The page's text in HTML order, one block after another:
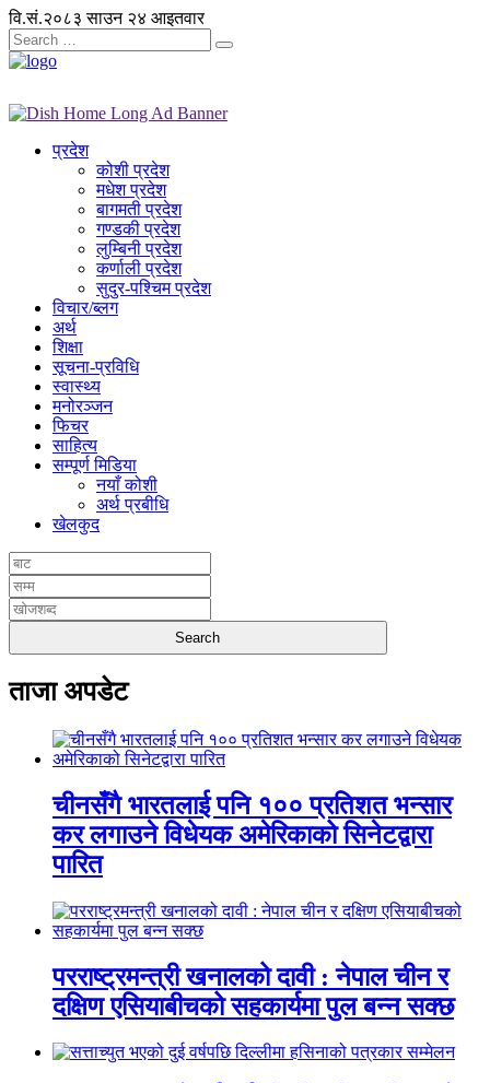
वि.सं.२०८३ साउन २४ आइतवार
प्रदेश
कोशी प्रदेश
मधेश प्रदेश
बागमती प्रदेश
गण्डकी प्रदेश
लुम्बिनी प्रदेश
कर्णाली प्रदेश
सुदुर-पश्चिम प्रदेश
विचार/ब्लग
अर्थ
शिक्षा
सूचना-प्रविधि
स्वास्थ्य
मनोरञ्जन
फिचर
साहित्य
सम्पूर्ण मिडिया
नयाँ कोशी
अर्थ प्रबीधि
खेलकुद
ताजा अपडेट
चीनसँगै भारतलाई पनि १०० प्रतिशत भन्सार
कर लगाउने विधेयक अमेरिकाको सिनेटद्वारा
पारित
परराष्ट्रमन्त्री खनालको दावी : नेपाल चीन र
दक्षिण एसियाबीचको सहकार्यमा पुल बन्न सक्छ